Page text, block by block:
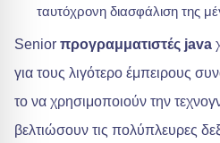
ταυτόχρονη διασφάλιση της
Senior προγραμματιστές java
για τους λιγότερο έμπειρους
το να χρησιμοποιούν την
βελτιώσουν τις πολύπλευρες